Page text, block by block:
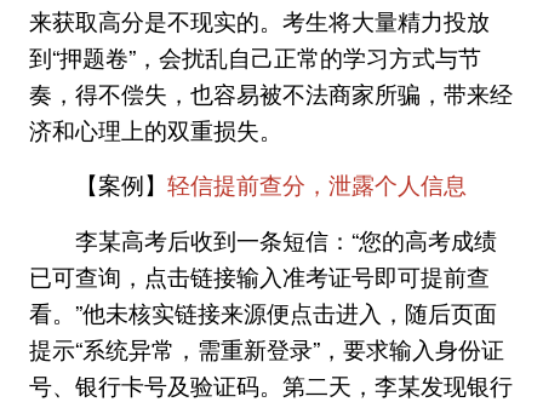
来获取高分是不现实的。考生将大量精力投放
到“押题卷”，会扰乱自己正常的学习方式与节
奏，得不偿失，也容易被不法商家所骗，带来经
济和心理上的双重损失。
【案例】 轻信提前查分，泄露个人信息
李某高考后收到一条短信：“您的高考成绩
已可查询，点击链接输入准考证号即可提前查
看。”他未核实链接来源便点击进入，随后页面
提示“系统异常，需重新登录”，要求输入身份证
号、银行卡号及验证码。第二天，李某发现银行